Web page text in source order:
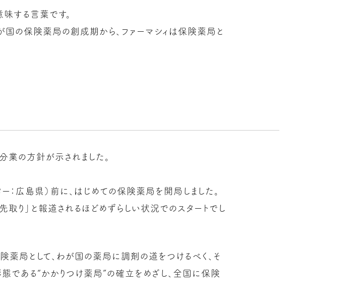
する言葉です。
の保険薬局の創成期から、ファーマシィは保険薬局と
の方針が示されました。
広島県）前に、はじめての保険薬局を開局しました。
り」と報道されるほどめずらしい状況でのスタートでし
薬局として、わが国の薬局に調剤の道をつけるべく、そ
である“かかりつけ薬局”の確立をめざし、全国に保険